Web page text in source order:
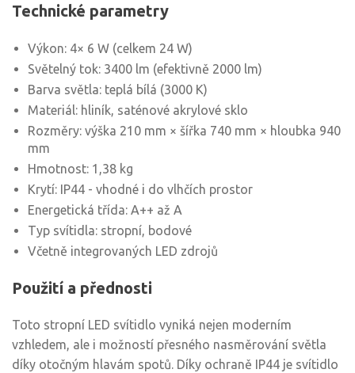
Technické parametry
Výkon: 4× 6 W (celkem 24 W)
Světelný tok: 3400 lm (efektivně 2000 lm)
Barva světla: teplá bílá (3000 K)
Materiál: hliník, saténové akrylové sklo
Rozměry: výška 210 mm × šířka 740 mm × hloubka 940
mm
Hmotnost: 1,38 kg
Krytí: IP44 - vhodné i do vlhčích prostor
Energetická třída: A++ až A
Typ svítidla: stropní, bodové
Včetně integrovaných LED zdrojů
Použití a přednosti
Toto stropní LED svítidlo vyniká nejen moderním
vzhledem, ale i možností přesného nasměrování světla
díky otočným hlavám spotů. Díky ochraně IP44 je svítidlo